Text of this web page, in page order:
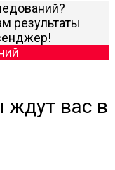
результаты
ждут вас в